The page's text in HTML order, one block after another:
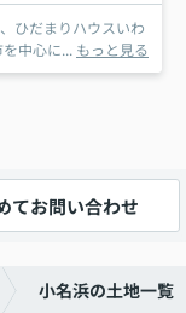
ひだまりハウスいわ
を中心に... もっと見る
てお問い合わせ
小名浜の土地一覧